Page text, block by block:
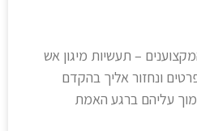
– תעשיות מיגון אש
ונחזור אליך בהקדם
עליהם ברגע האמת